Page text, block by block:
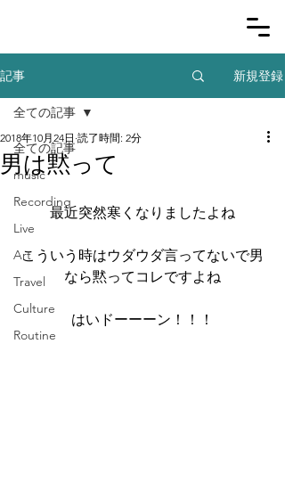
記事 新規登録
全ての記事
music
Recording
Live
Art
Travel
Culture
Routine
全ての記事
男は黙って
2018年10月24日 読了時間: 2分
最近突然寒くなりましたよね
こういう時はウダウダ言ってないで男
なら黙ってコレですよね
はいドーーーン！！！